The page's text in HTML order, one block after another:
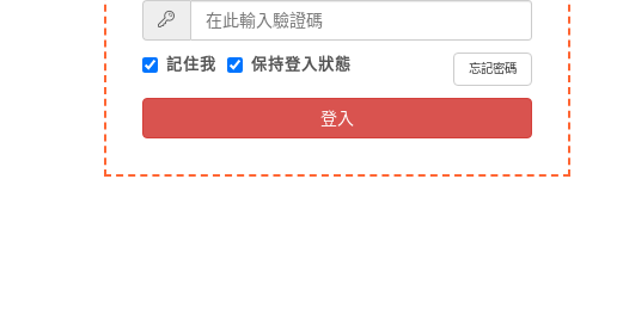
記住我 保持登入狀態 忘記密碼
登入